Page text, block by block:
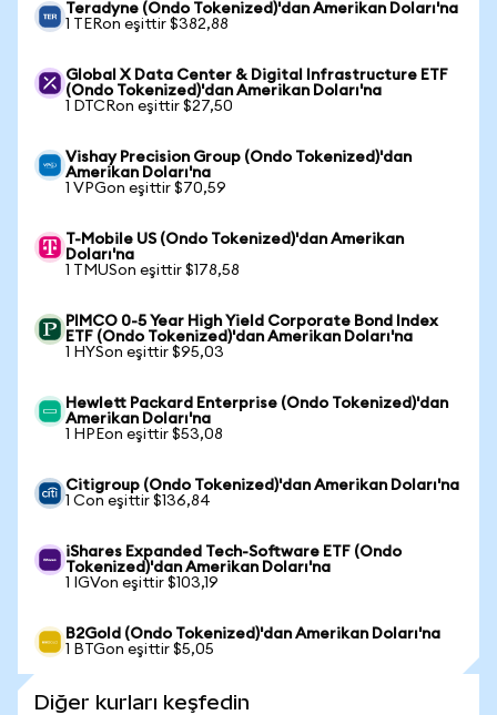
Teradyne (Ondo Tokenized)'dan Amerikan Doları'na
1 TERon eşittir $382,88
Global X Data Center & Digital Infrastructure ETF
(Ondo Tokenized)'dan Amerikan Doları'na
1 DTCRon eşittir $27,50
Vishay Precision Group (Ondo Tokenized)'dan
Amerikan Doları'na
1 VPGon eşittir $70,59
T-Mobile US (Ondo Tokenized)'dan Amerikan
Doları'na
1 TMUSon eşittir $178,58
PIMCO 0-5 Year High Yield Corporate Bond Index
ETF (Ondo Tokenized)'dan Amerikan Doları'na
1 HYSon eşittir $95,03
Hewlett Packard Enterprise (Ondo Tokenized)'dan
Amerikan Doları'na
1 HPEon eşittir $53,08
Citigroup (Ondo Tokenized)'dan Amerikan Doları'na
1 Con eşittir $136,84
iShares Expanded Tech-Software ETF (Ondo
Tokenized)'dan Amerikan Doları'na
1 IGVon eşittir $103,19
B2Gold (Ondo Tokenized)'dan Amerikan Doları'na
1 BTGon eşittir $5,05
Diğer kurları keşfedin